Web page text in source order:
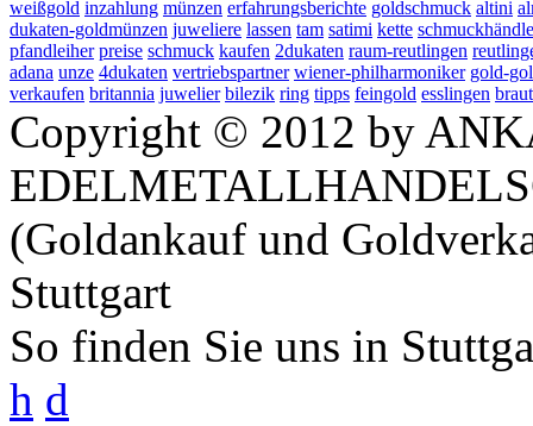
weißgold inzahlung münzen erfahrungsberichte goldschmuck altini
dukaten-goldmünzen juweliere lassen tam satimi kette
pfandleiher preise schmuck kaufen 2dukaten raum-reutlingen
adana unze 4dukaten vertriebspartner wiener-philharmoniker gold-
verkaufen britannia juwelier bilezik ring tipps feingold esslingen braut
Copyright © 2012 by
(Goldankauf und
Stuttgart
So finden Sie uns in
h d